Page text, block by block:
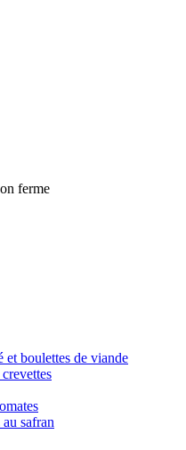
ferme
boulettes de viande
safran